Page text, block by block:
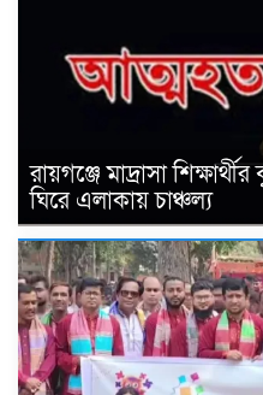
রায়গঞ্জে মাদ্রাসা
ঘিরে এলাকায় চাঞ্চল্য